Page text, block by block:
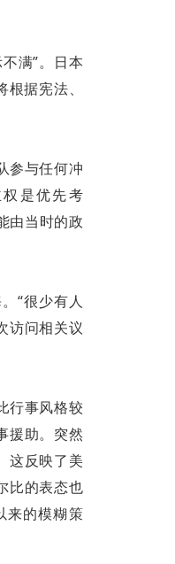
满”。 日本
据宪法、
参与任何冲
是优先考
由当时的政
“很少有人
访问相关议
行事风格较
援助。突然
这反映了美
比的表态也
来的模糊策